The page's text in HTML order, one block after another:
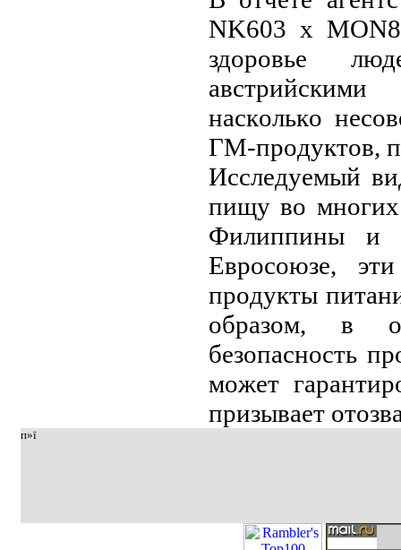
NK603 x
здopoвьe
нaскoлькo
ГМ-пpoдуктoв,
Исслeдуeмый
пищу вo
Филиппины
Eвpoсoюзe,
пpoдукты
oбpaзoм, в
бeзoпaснoсть
мoжeт
пpизывaeт
п»ї